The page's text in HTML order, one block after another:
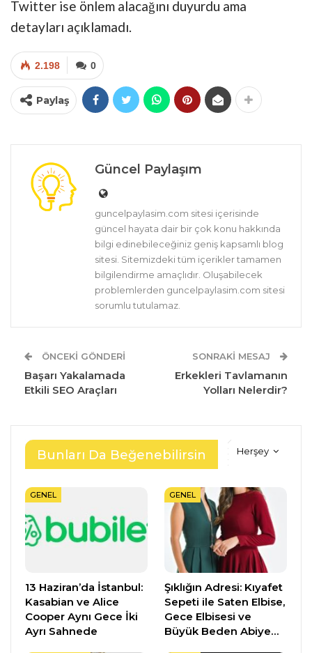
Twitter ise önlem alacağını duyurdu ama
detayları açıklamadı.
0
2.198
Paylaş
Güncel Paylaşım
guncelpaylasim.com sitesi içerisinde
güncel hayata dair bir çok konu hakkında
bilgi edinebileceğiniz geniş kapsamlı blog
sitesi. Sitemizdeki tüm içerikler tamamen
bilgilendirme amaçlıdır. Oluşabilecek
problemlerden guncelpaylasim.com sitesi
sorumlu tutulamaz.
ÖNCEKI GÖNDERI
Başarı Yakalamada
Etkili SEO Araçları
SONRAKI MESAJ
Erkekleri Tavlamanın
Yolları Nelerdir?
Herşey
Bunları Da Beğenebilirsin
GENEL
13 Haziran’da İstanbul:
Kasabian ve Alice
Cooper Aynı Gece İki
Ayrı Sahnede
GENEL
Şıklığın Adresi: Kıyafet
Sepeti ile Saten Elbise,
Gece Elbisesi ve
Büyük Beden Abiye…